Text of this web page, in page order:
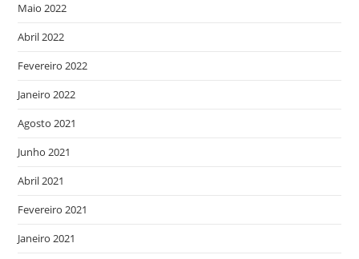
Maio 2022
Abril 2022
Fevereiro 2022
Janeiro 2022
Agosto 2021
Junho 2021
Abril 2021
Fevereiro 2021
Janeiro 2021